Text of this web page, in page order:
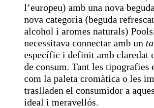
l’europeu) amb una nova
nova categoria (beguda
alcohol i aromes naturals)
necessitava connectar amb un
específic i definit amb claredat
de consum. Tant les tipografies
com la paleta cromàtica o les
traslladen el consumidor a
ideal i meravellós.